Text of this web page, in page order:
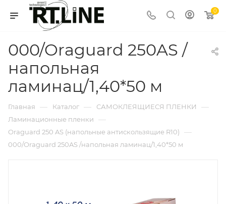
0
000/Oraguard 250AS /
напольная
ламинац/1,40*50 м
Главная — Каталог — САМОКЛЕЯЩИЕСЯ ПЛЕНКИ —
Ламинационные пленки —
Oraguard 250 AS (напольные антискользящие R10) —
000/Oraguard 250AS /напольная ламинац/1,40*50 м